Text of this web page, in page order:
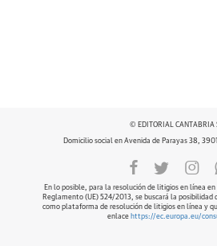
© EDITORIAL CANTABRIA
Domicilio social en Avenida de Parayas 38,
En lo posible, para la resolución de litigios en línea
Reglamento (UE) 524/2013, se buscará la posibilidad
como plataforma de resolución de litigios en línea y
enlace https://ec.europa.eu/